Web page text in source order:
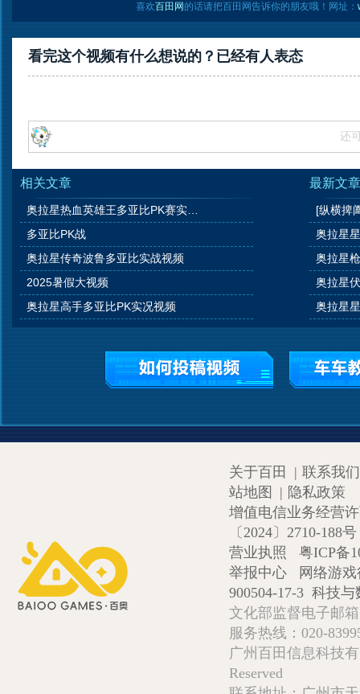
喜欢百田网 的话请把百田网告诉你的朋友哦！网址：
看完这个视频有什么想说的？已经有人表态
还
相关文章
多亚比PK战
奥拉星传奇波鲁多亚比实战视频
2025暑假大视频
奥拉星高手多亚比PK实况视频
最新文章
[纵横捭
奥拉星
奥拉星
奥拉星
奥拉星
关于百田 | 联系我们
站地图
| 隐私政策
增值电信业务经营
〔2024〕2710-188号
营业执照
粤ICP备
举报中心
网络游
900504-17-3 科技与
文化部监督电子邮
服务热线：020-
广州百田信息科技
Reserved